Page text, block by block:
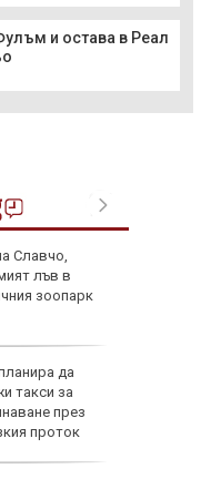
и остава в Реал
Славчо,
лъв в
зоопарк
да
такси за
през
проток